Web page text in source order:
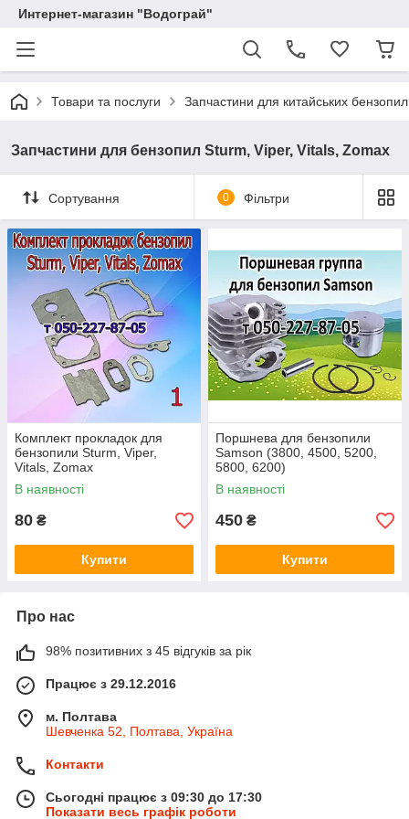
Интернет-магазин "Водограй"
Товари та послуги Запчастини для китайських бензопил
Запчастини для бензопил Sturm, Viper, Vitals, Zomax
Сортування 0 Фільтри
Комплект прокладок для
бензопили Sturm, Viper,
Vitals, Zomax
В наявності
80 ₴
Купити
Поршнева для бензопили
Samson (3800, 4500, 5200,
5800, 6200)
В наявності
450 ₴
Купити
Про нас
98% позитивних з 45 відгуків за рік
Працює з 29.12.2016
м. Полтава
Шевченка 52, Полтава, Україна
Контакти
Сьогодні працює з 09:30 до 17:30
Показати весь графік роботи